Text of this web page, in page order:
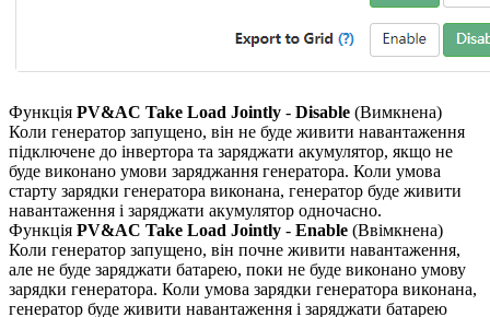
Функція PV&AC Take Load Jointly - Disable (Вимкнена)
Коли генератор запущено, він не буде живити навантаження
підключене до інвертора та заряджати акумулятор, якщо не
буде виконано умови заряджання генератора. Коли умова
старту зарядки генератора виконана, генератор буде живити
навантаження і заряджати акумулятор одночасно.
Функція PV&AC Take Load Jointly - Enable (Ввімкнена)
Коли генератор запущено, він почне живити навантаження,
але не буде заряджати батарею, поки не буде виконано умову
зарядки генератора. Коли умова зарядки генератора виконана,
генератор буде живити навантаження і заряджати батарею